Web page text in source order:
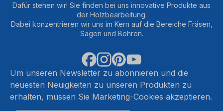
Dafür stehen wir! Sie finden bei uns innovative Produkte aus
der Holzbearbeitung.
Dabei konzentrieren wir uns im Kern auf die Bereiche Fräsen,
Sägen und Bohren.
Um unseren Newsletter zu abonnieren und die
neuesten Neuigkeiten zu unseren Produkten zu
erhalten, müssen Sie Marketing-Cookies akzeptieren.